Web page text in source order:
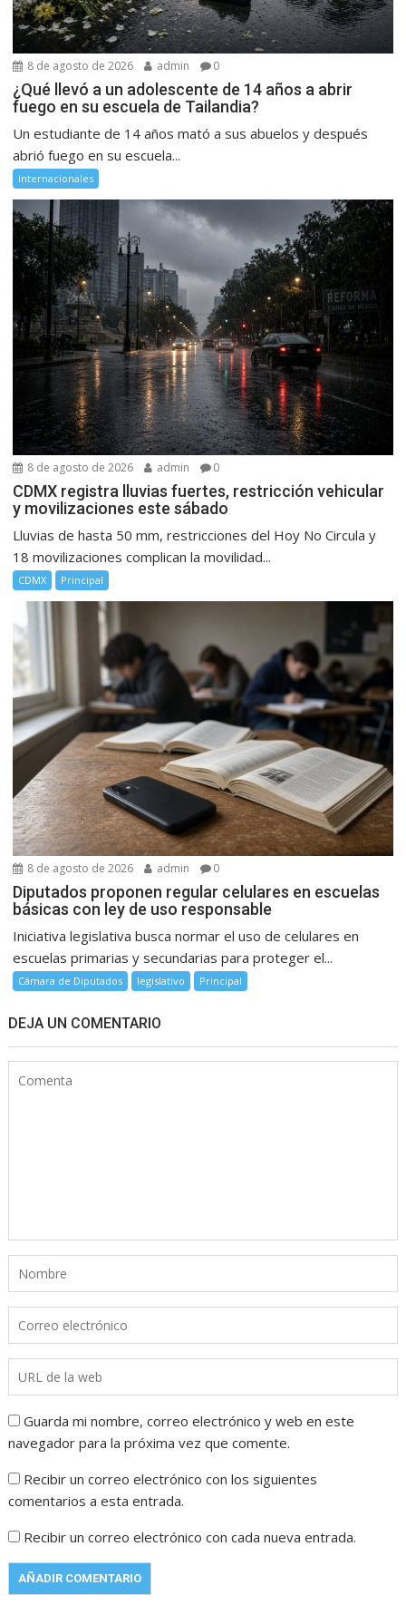
8 de agosto de 2026 admin 0
¿Qué llevó a un adolescente de 14 años a abrir
fuego en su escuela de Tailandia?
Un estudiante de 14 años mató a sus abuelos y después
abrió fuego en su escuela...
Internacionales
8 de agosto de 2026 admin 0
CDMX registra lluvias fuertes, restricción vehicular
y movilizaciones este sábado
Lluvias de hasta 50 mm, restricciones del Hoy No Circula y
18 movilizaciones complican la movilidad...
CDMX Principal
8 de agosto de 2026 admin 0
Diputados proponen regular celulares en escuelas
básicas con ley de uso responsable
Iniciativa legislativa busca normar el uso de celulares en
escuelas primarias y secundarias para proteger el...
Cámara de Diputados legislativo Principal
DEJA UN COMENTARIO
Guarda mi nombre, correo electrónico y web en este
navegador para la próxima vez que comente.
Recibir un correo electrónico con los siguientes
comentarios a esta entrada.
Recibir un correo electrónico con cada nueva entrada.